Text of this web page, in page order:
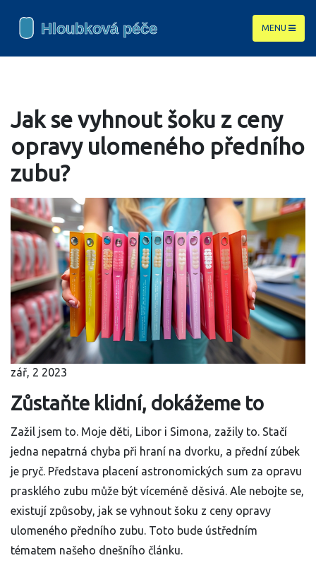
MENU
Jak se vyhnout šoku z ceny
opravy ulomeného předního
zubu?
zář, 2 2023
Zůstaňte klidní, dokážeme to
Zažil jsem to. Moje děti, Libor i Simona, zažily to. Stačí
jedna nepatrná chyba při hraní na dvorku, a přední zúbek
je pryč. Představa placení astronomických sum za opravu
prasklého zubu může být víceméně děsivá. Ale nebojte se,
existují způsoby, jak se vyhnout šoku z ceny opravy
ulomeného předního zubu. Toto bude ústředním
tématem našeho dnešního článku.